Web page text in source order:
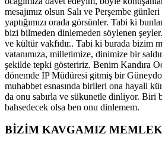
mesajımız olsun Salı ve Perşembe
yaptığımızı orada görsünler. Tabi ki
bizi bilmeden dinlemeden söylenen
ve kültür vakfıdır.. Tabi ki burada bizim
vatanımıza, milletimize, dinimize bir
şekilde tepki gösteririz. Benim Kandıra
dönemde İP Müdüresi gitmiş bir
muhabbet esnasında birileri ona hayali
da onu sabırla ve sükunetle dinliyor. Biri
bahsedecek olsa ben onu dinlemem.
BİZİM KAVGAMIZ